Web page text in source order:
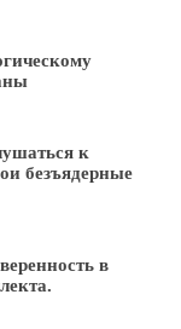
к
безъядерные
в